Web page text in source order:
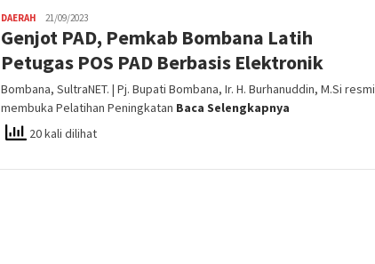
DAERAH admin
SN
21/09/2023
Genjot PAD, Pemkab Bombana Latih
Petugas POS PAD Berbasis Elektronik
Bombana, SultraNET. | Pj. Bupati Bombana, Ir. H. Burhanuddin, M.Si resmi
membuka Pelatihan Peningkatan Baca Selengkapnya
20 kali dilihat